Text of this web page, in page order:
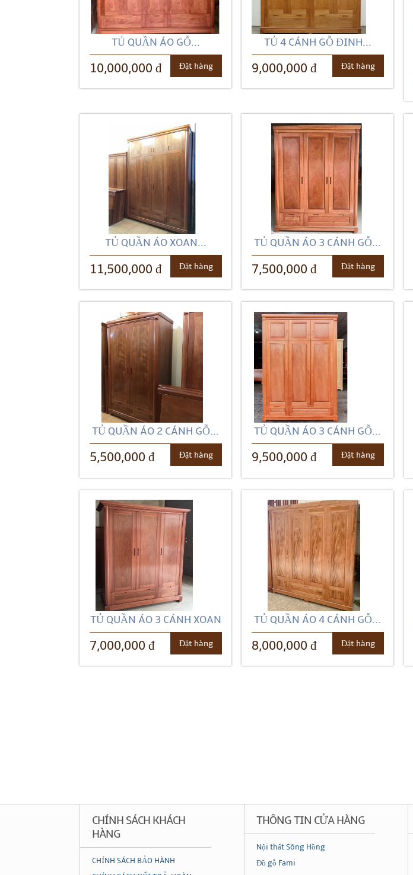
TỦ QUẦN ÁO GỖ...
10,000,000 đ Đặt hàng
TỦ 4 CÁNH GỖ ĐINH...
9,000,000 đ Đặt hàng
TỦ QUẦN ÁO XOAN...
11,500,000 đ Đặt hàng
TỦ QUẦN ÁO 3 CÁNH GỖ...
7,500,000 đ Đặt hàng
TỦ QUẦN ÁO 2 CÁNH GỖ...
5,500,000 đ Đặt hàng
TỦ QUẦN ÁO 3 CÁNH GỖ...
9,500,000 đ Đặt hàng
TỦ QUẦN ÁO 3 CÁNH XOAN
7,000,000 đ Đặt hàng
TỦ QUẦN ÁO 4 CÁNH GỖ...
8,000,000 đ Đặt hàng
CHÍNH SÁCH KHÁCH
HÀNG
CHÍNH SÁCH BẢO HÀNH
THÔNG TIN CỬA HÀNG
Nội thất Sông Hồng
Đồ gỗ Fami